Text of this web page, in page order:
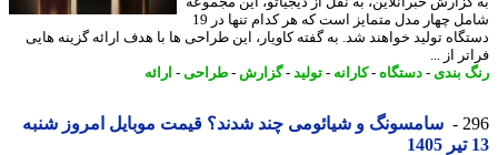
شامل چهار مدل متمایز است که هر کدام تنها در 19
تولید خواهند شد. به گفته کاویار، این طراحی ها با هدف ارائه گزینه هایی
از ...
بندی -دستگاه-کارانه- تولید-گزارش -طراحی -ارائه
سامسونگ و شیائومی چند شدند؟ قیمت موبایل امروز شنبه